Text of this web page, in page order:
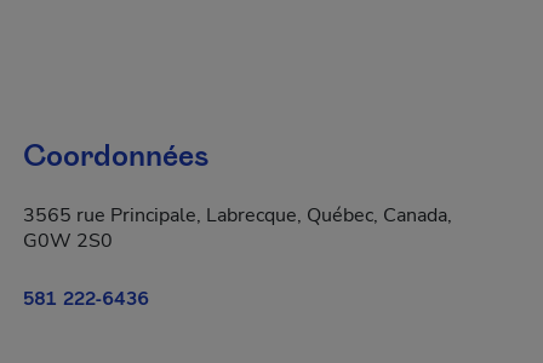
Coordonnées
3565 rue Principale, Labrecque, Québec, Canada,
G0W 2S0
581 222-6436